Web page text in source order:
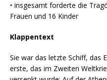
• insgesamt forderte die
Frauen und 16 Kinder
Klappentext
Sie war das letzte Schiff, das
erste, das im Zweiten